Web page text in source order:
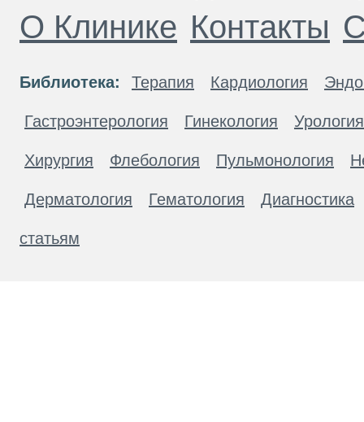
О Клинике Контакты
Библиотека: Терапия Кардиология
Гастроэнтерология Гинекология Урология
Хирургия Флебология Пульмонология
Дерматология Гематология Диагностика
статьям